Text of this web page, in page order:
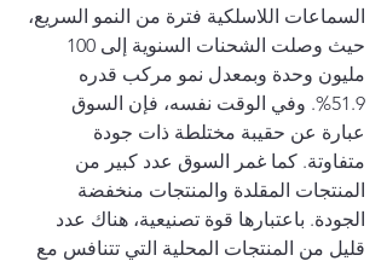
السماعات اللاسلكية فترة من النمو السريع،
مليون وحدة وبمعدل نمو مركب قدره
51.9%. وفي الوقت نفسه، فإن السوق
عبارة عن حقيبة مختلطة ذات جودة
متفاوتة. كما غمر السوق عدد كبير من
المنتجات المقلدة والمنتجات منخفضة
الجودة. باعتبارها قوة تصنيعية، هناك عدد
قليل من المنتجات المحلية التي تتنافس مع